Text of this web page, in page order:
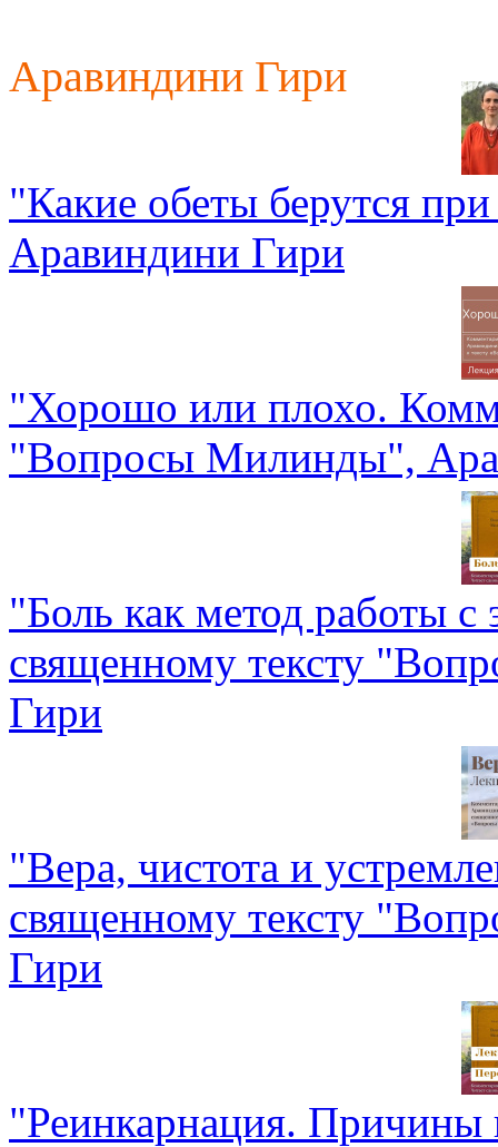
Аравиндини Гири
"Какие обеты берутся
Аравиндини Гири
"Хорошо или плохо.
"Вопросы Милинды",
"Боль как метод работы
священному тексту
Гири
"Вера, чистота и
священному тексту
Гири
"Реинкарнация. Причины